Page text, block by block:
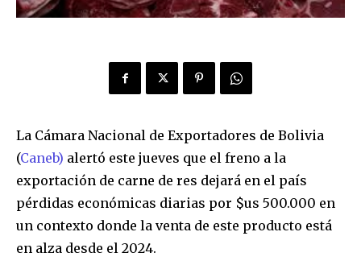
La Cámara Nacional de Exportadores de Bolivia
(Caneb) alertó este jueves que el freno a la
exportación de carne de res dejará en el país
pérdidas económicas diarias por $us 500.000 en
un contexto donde la venta de este producto está
en alza desde el 2024.